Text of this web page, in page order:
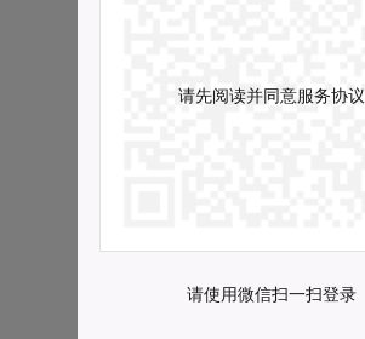
请先阅读并同意服务协议
请使用微信扫一扫登录